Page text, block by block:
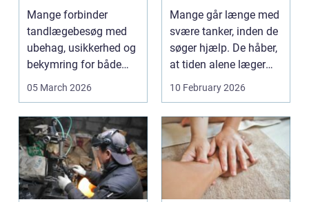
professionel
tandpleje
Mange forbinder
tandlægebesøg med
ubehag, usikkerhed og
bekymring for både
smerter og pris.
05 March 2026
for tung at bære
alene
Mange går længe med
svære tanker, inden de
søger hjælp. De håber,
at tiden alene læger
sårene, at tr...
10 February 2026